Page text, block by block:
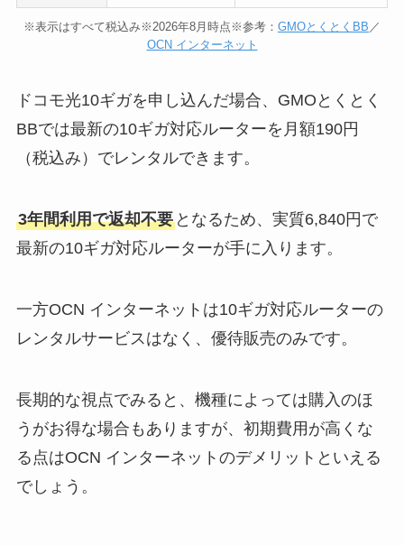
※表示はすべて税込み※2026年8月時点※参考： GMOとくとくBB ／
OCN インターネット
ドコモ光10ギガを申し込んだ場合、GMOとくとく
BBでは最新の10ギガ対応ルーターを月額190円
（税込み）でレンタルできます。
3年間利用で返却不要となるため、実質6,840円で
最新の10ギガ対応ルーターが手に入ります。
一方OCN インターネットは10ギガ対応ルーターの
レンタルサービスはなく、優待販売のみです。
長期的な視点でみると、機種によっては購入のほ
うがお得な場合もありますが、初期費用が高くな
る点はOCN インターネットのデメリットといえる
でしょう。